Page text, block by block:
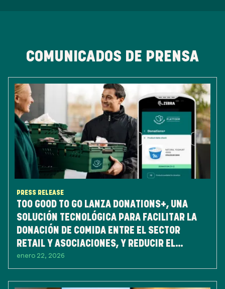
COMUNICADOS DE PRENSA
PRESS RELEASE
TOO GOOD TO GO LANZA DONATIONS+, UNA
SOLUCIÓN TECNOLÓGICA PARA FACILITAR LA
DONACIÓN DE COMIDA ENTRE EL SECTOR
RETAIL Y ASOCIACIONES, Y REDUCIR EL
DESPERDICIO DE ALIMENTOS
enero 22, 2026